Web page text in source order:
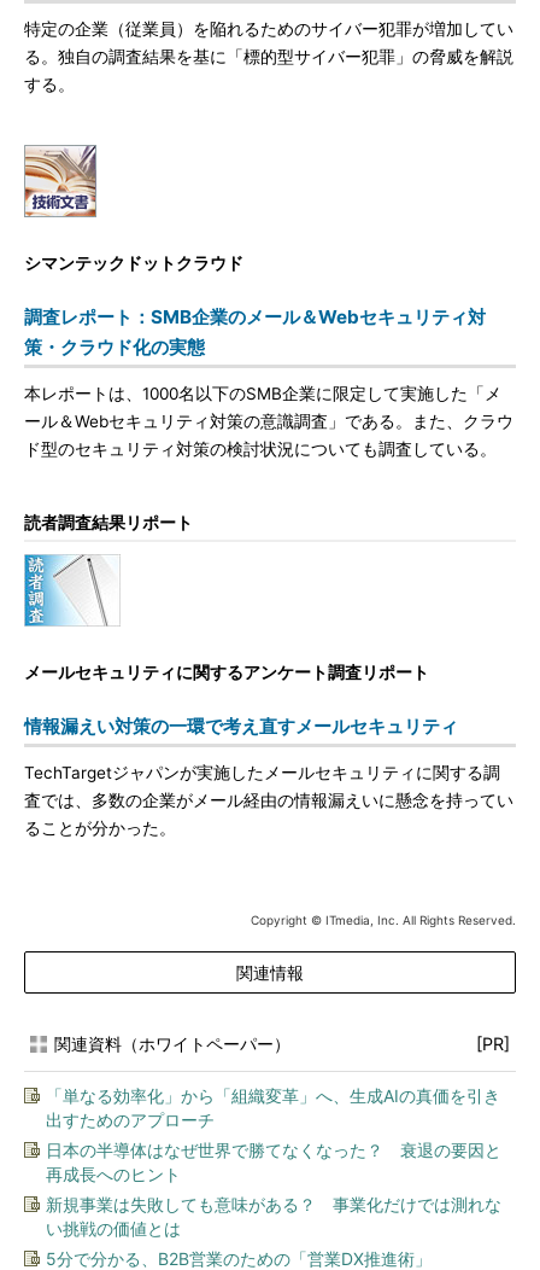
特定の企業（従業員）を陥れるためのサイバー犯罪が増加してい
る。独自の調査結果を基に「標的型サイバー犯罪」の脅威を解説
する。
シマンテックドットクラウド
調査レポート：SMB企業のメール＆Webセキュリティ対
策・クラウド化の実態
本レポートは、1000名以下のSMB企業に限定して実施した「メ
ール＆Webセキュリティ対策の意識調査」である。また、クラウ
ド型のセキュリティ対策の検討状況についても調査している。
読者調査結果リポート
メールセキュリティに関するアンケート調査リポート
情報漏えい対策の一環で考え直すメールセキュリティ
TechTargetジャパンが実施したメールセキュリティに関する調
査では、多数の企業がメール経由の情報漏えいに懸念を持ってい
ることが分かった。
Copyright © ITmedia, Inc. All Rights Reserved.
関連情報
関連資料（ホワイトペーパー） [PR]
「単なる効率化」から「組織変革」へ、生成AIの真価を引き
出すためのアプローチ
日本の半導体はなぜ世界で勝てなくなった？ 衰退の要因と
再成長へのヒント
新規事業は失敗しても意味がある？ 事業化だけでは測れな
い挑戦の価値とは
5分で分かる、B2B営業のための「営業DX推進術」